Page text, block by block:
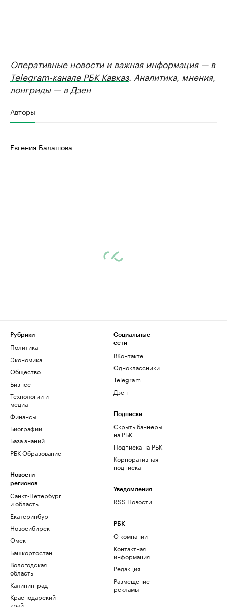
Оперативные новости и важная информация — в
Telegram-канале РБК Кавказ. Аналитика, мнения,
лонгриды — в Дзен
Авторы
Евгения Балашова
Рубрики
Политика
Экономика
Общество
Бизнес
Технологии и
медиа
Финансы
Биографии
База знаний
РБК Образование
Новости
регионов
Санкт-Петербург
и область
Екатеринбург
Новосибирск
Омск
Башкортостан
Вологодская
область
Калининград
Краснодарский
край
Социальные
сети
ВКонтакте
Одноклассники
Telegram
Дзен
Подписки
Скрыть баннеры
на РБК
Подписка на РБК
Корпоративная
подписка
Уведомления
RSS Новости
РБК
О компании
Контактная
информация
Редакция
Размещение
рекламы